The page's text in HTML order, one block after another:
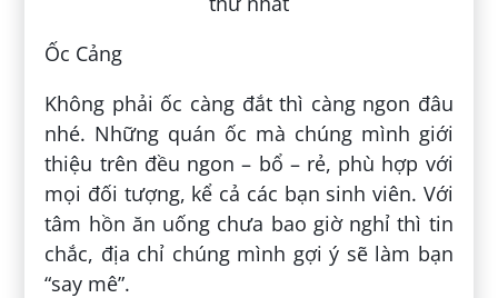
Ốc Cảng
Không phải ốc càng đắt thì càng ngon đâu
nhé. Những quán ốc mà chúng mình giới
thiệu trên đều ngon – bổ – rẻ, phù hợp với
mọi đối tượng, kể cả các bạn sinh viên. Với
tâm hồn ăn uống chưa bao giờ nghỉ thì tin
chắc, địa chỉ chúng mình gợi ý sẽ làm bạn
“say mê”.